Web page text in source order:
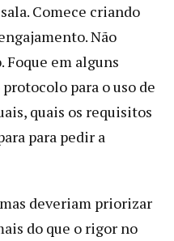
Comece criando
Não
Foque em alguns
para o uso de
quais os requisitos
para pedir a
deveriam priorizar
do que o rigor no